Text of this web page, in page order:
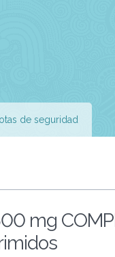
de seguridad
mg